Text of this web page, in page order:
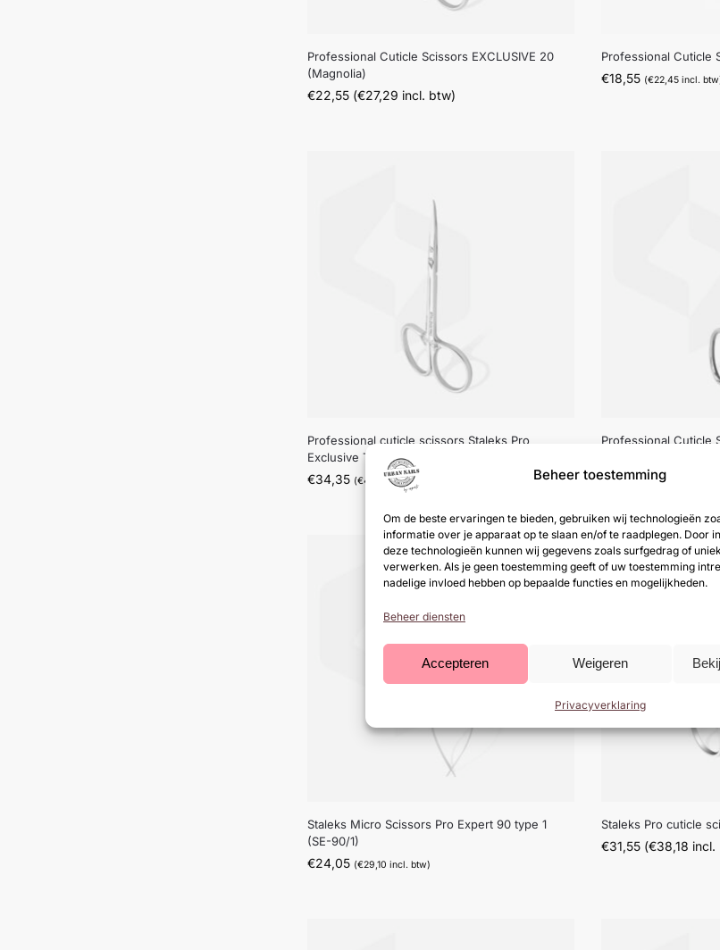
Beheer toestemming
Om de beste ervaringen te bieden, gebruiken wij technologieën
informatie over je apparaat op te slaan en/of te raadplegen. Door
deze technologieën kunnen wij gegevens zoals surfgedrag of
verwerken. Als je geen toestemming geeft of uw toestemming
nadelige invloed hebben op bepaalde functies en mogelijkheden.
Beheer diensten
Accepteren Weigeren
Privacyverklaring
Professional Cuticle Scissors EXCLUSIVE 20
(Magnolia)
€22,55 (€27,29 incl. btw)
Professional Cuticle
€18,55 (€22,45 incl.
Professional cuticle scissors Staleks Pro
Exclusive Type 1 (SX-21/1) (Magnolia)
€34,35 (€41,56incl. btw)
Professional Cuticle
€18,55(€22,45
Staleks Micro Scissors Pro Expert 90 type 1
(SE-90/1)
€24,05 (€29,10 incl. btw)
Staleks Pro cuticle
€31,55 (€38,18 incl.